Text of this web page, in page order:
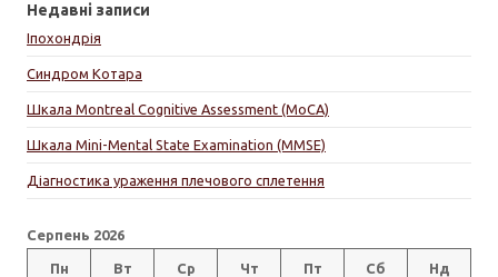
Недавні записи
Іпохондрія
Синдром Котара
Шкала Montreal Cognitive Assessment (MoCA)
Шкала Mini-Mental State Examination (MMSE)
Діагностика ураження плечового сплетення
Серпень 2026
Пн Вт Ср Чт Пт Сб Нд